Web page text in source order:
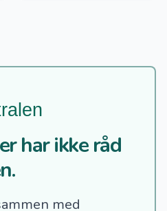
har ikke råd
med